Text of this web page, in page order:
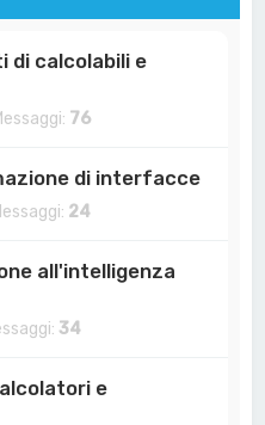
di calcolabili e
76
di interfacce
24
all'intelligenza
34
e